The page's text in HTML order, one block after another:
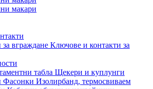
макари
вграждане Ключове и контакти за
табла Щекери и куплунги
Фасонки Изолирбанд, термосвиваем